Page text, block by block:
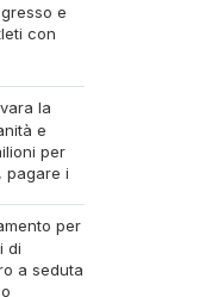
e
con
la
e
per
pagare i
per
di
a seduta